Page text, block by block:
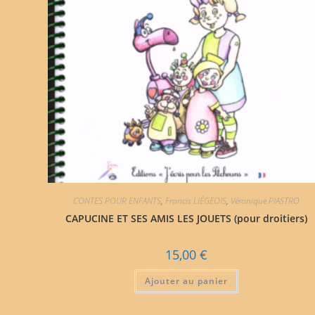
CONTES POUR ENFANTS,Francis LIÉGEOIS, Véronique PIASTRO
CAPUCINE ET SES AMIS LES JOUETS (pour droitiers)
15,00€
Ajouter au panier